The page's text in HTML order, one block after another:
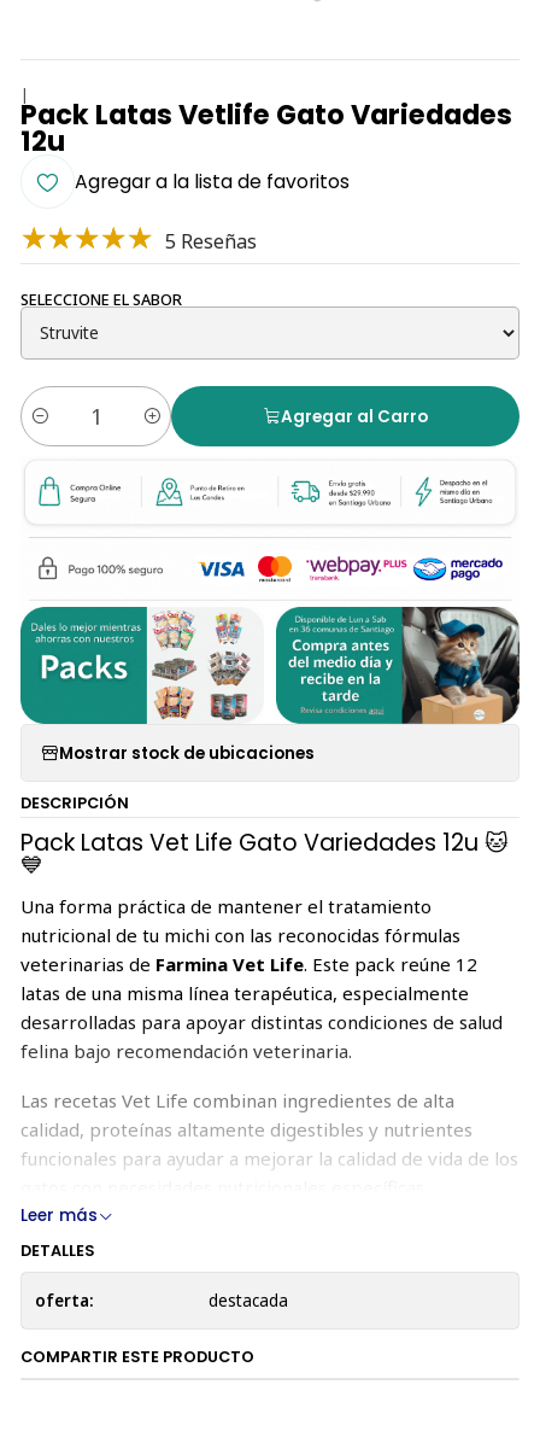
|
Pack Latas Vetlife Gato Variedades
12u
Agregar a la lista de favoritos
5 Reseñas
SELECCIONE EL SABOR
Cantidad
Agregar al Carro
Mostrar stock de ubicaciones
DESCRIPCIÓN
Pack Latas Vet Life Gato Variedades 12u 🐱
💙
Una forma práctica de mantener el tratamiento
nutricional de tu michi con las reconocidas fórmulas
veterinarias de Farmina Vet Life. Este pack reúne 12
latas de una misma línea terapéutica, especialmente
desarrolladas para apoyar distintas condiciones de salud
felina bajo recomendación veterinaria.
Las recetas Vet Life combinan ingredientes de alta
calidad, proteínas altamente digestibles y nutrientes
funcionales para ayudar a mejorar la calidad de vida de los
📦 Packs disponibles
Pack
Contenido
❤️ Gastrointestinal 12 latas Vet Life Gastrointestinal 85g
Leer más
DETALLES
oferta: destacada
COMPARTIR ESTE PRODUCTO